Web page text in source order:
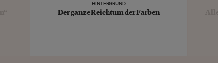
HINTERGRUND
Der ganze Reichtum der Farben